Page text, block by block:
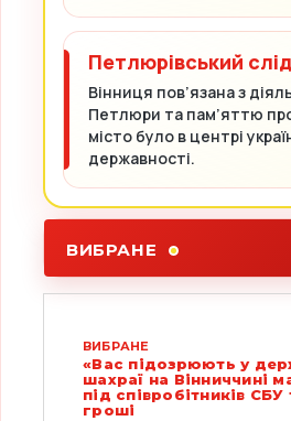
Петлюрівський слід
Вінниця пов’язана з
Петлюри та пам’яттю
місто було в центрі
державності.
ВИБРАНЕ
ВИБРАНЕ
«Вас підозрюють у
шахраї на Вінниччині
під співробітників
гроші